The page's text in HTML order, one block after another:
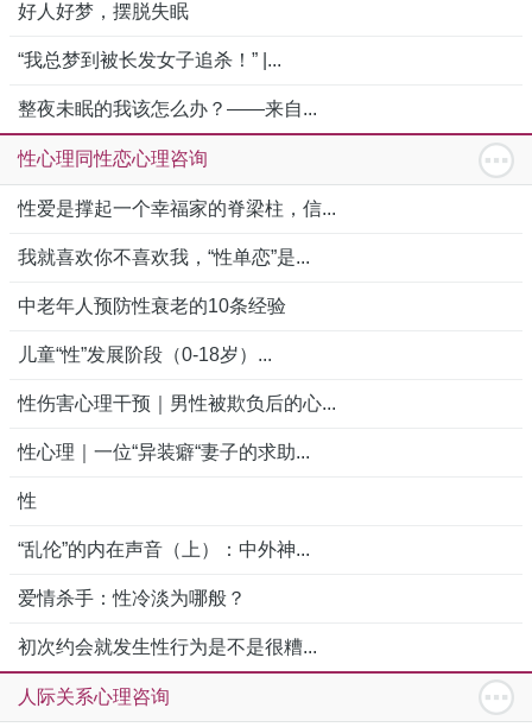
好人好梦，摆脱失眠
“我总梦到被长发女子追杀！” |...
整夜未眠的我该怎么办？——来自...
性心理同性恋心理咨询
性爱是撑起一个幸福家的脊梁柱，信...
我就喜欢你不喜欢我，“性单恋”是...
中老年人预防性衰老的10条经验
儿童“性”发展阶段（0-18岁）...
性伤害心理干预｜男性被欺负后的心...
性心理｜一位“异装癖“妻子的求助...
性
“乱伦”的内在声音（上）：中外神...
爱情杀手：性冷淡为哪般？
初次约会就发生性行为是不是很糟...
人际关系心理咨询